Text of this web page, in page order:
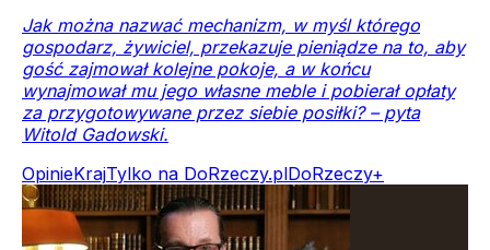
Jak można nazwać mechanizm, w myśl którego
gospodarz, żywiciel, przekazuje pieniądze na to, aby
gość zajmował kolejne pokoje, a w końcu
wynajmował mu jego własne meble i pobierał opłaty
za przygotowywane przez siebie posiłki? – pyta
Witold Gadowski.
OpinieKrajTylko na DoRzeczy.plDoRzeczy+